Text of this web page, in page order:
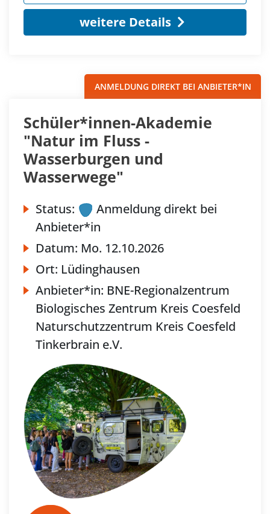
weitere Details
ANMELDUNG DIREKT BEI ANBIETER*IN
Schüler*innen-Akademie
"Natur im Fluss -
Wasserburgen und
Wasserwege"
Status:
Anmeldung direkt bei
Anbieter*in
Datum: Mo. 12.10.2026
Ort: Lüdinghausen
Anbieter*in: BNE-Regionalzentrum
Biologisches Zentrum Kreis Coesfeld
Naturschutzzentrum Kreis Coesfeld
Tinkerbrain e.V.